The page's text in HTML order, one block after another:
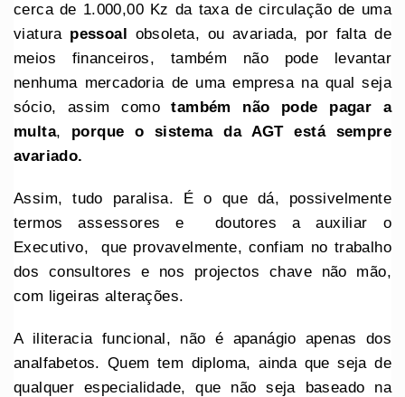
cerca de 1.000,00 Kz da taxa de circulação de uma
viatura pessoal obsoleta, ou avariada, por falta de
meios financeiros, também não pode levantar
nenhuma mercadoria de uma empresa na qual seja
sócio, assim comotambém não pode pagar a
multa, porque o sistema da AGT está sempre
avariado.
Assim, tudo paralisa. É o que dá, possivelmente
termos assessores e doutores a auxiliar o
Executivo, que provavelmente, confiam no trabalho
dos consultores e nos projectos chave não mão,
com ligeiras alterações.
A iliteracia funcional, não é apanágio apenas dos
analfabetos. Quem tem diploma, ainda que seja de
qualquer especialidade, que não seja baseado na